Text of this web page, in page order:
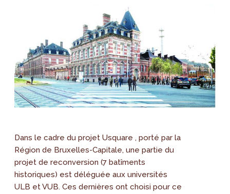
Dans le cadre du projet Usquare , porté par la
Région de Bruxelles-Capitale, une partie du
projet de reconversion (7 batîments
historiques) est déléguée aux universités
ULB et VUB. Ces dernières ont choisi pour ce